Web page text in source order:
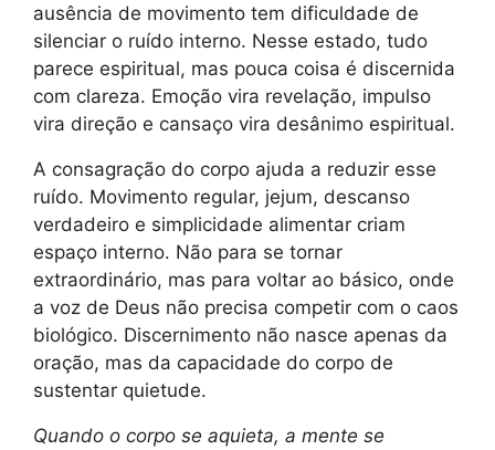
ausência de movimento tem dificuldade de
silenciar o ruído interno. Nesse estado, tudo
parece espiritual, mas pouca coisa é discernida
com clareza. Emoção vira revelação, impulso
vira direção e cansaço vira desânimo espiritual.
A consagração do corpo ajuda a reduzir esse
ruído. Movimento regular, jejum, descanso
verdadeiro e simplicidade alimentar criam
espaço interno. Não para se tornar
extraordinário, mas para voltar ao básico, onde
a voz de Deus não precisa competir com o caos
biológico. Discernimento não nasce apenas da
oração, mas da capacidade do corpo de
sustentar quietude.
Quando o corpo se aquieta, a mente se